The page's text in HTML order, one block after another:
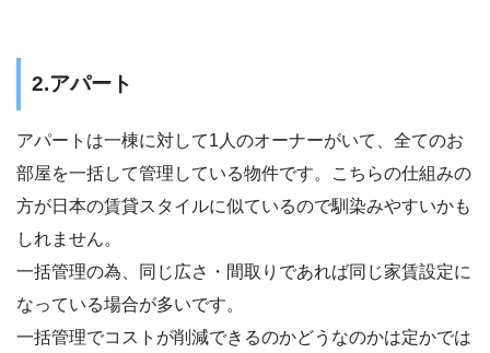
2.アパート
アパートは一棟に対して1人のオーナーがいて、全てのお
部屋を一括して管理している物件です。こちらの仕組みの
方が日本の賃貸スタイルに似ているので馴染みやすいかも
しれません。
一括管理の為、同じ広さ・間取りであれば同じ家賃設定に
なっている場合が多いです。
一括管理でコストが削減できるのかどうなのかは定かでは